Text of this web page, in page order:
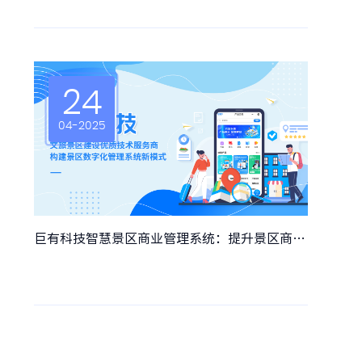
24
04-2025
巨有科技智慧景区商业管理系统：提升景区商业运营效益